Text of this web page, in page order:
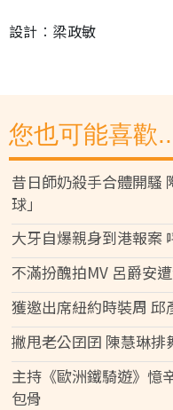
設計︰梁政敏
您也可能喜歡
昔日師奶殺手合體開騷
球」
大牙自爆親身到港報案
不滿扮醜拍MV 呂爵安
獲邀出席紐約時裝周 邱
撇甩老公囝囝 陳慧琳排
主持《歐洲鐵騎遊》憶
包骨